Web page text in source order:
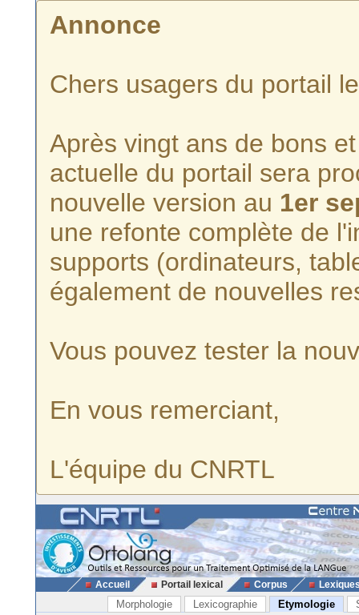
Annonce
Chers usagers du portail
Après vingt ans de bons
actuelle du portail sera
nouvelle version au 1er
une refonte complète de
supports (ordinateurs,
également de nouvelles
Vous pouvez tester la
En vous remerciant,
L'équipe du CNRTL
Accueil Portail lexical Corpus
Morphologie Lexicographie Etymologie